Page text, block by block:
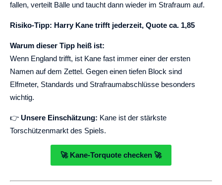
fallen, verteilt Bälle und taucht dann wieder im Strafraum auf.
Risiko-Tipp: Harry Kane trifft jederzeit, Quote ca. 1,85
Warum dieser Tipp heiß ist:
Wenn England trifft, ist Kane fast immer einer der ersten
Namen auf dem Zettel. Gegen einen tiefen Block sind
Elfmeter, Standards und Strafraumabschlüsse besonders
wichtig.
👉 Unsere Einschätzung: Kane ist der stärkste
Torschützenmarkt des Spiels.
🚀 Kane-Torquote checken 🚀